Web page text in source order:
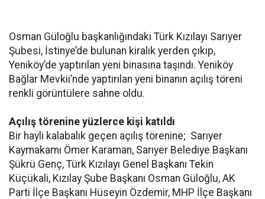
Osman Güloğlu başkanlığındaki Türk Kızılayı Sarıyer
Şubesi, İstinye’de bulunan kiralık yerden çıkıp,
Yeniköy’de yaptırılan yeni binasına taşındı. Yeniköy
Bağlar Mevkii’nde yaptırılan yeni binanın açılış töreni
renkli görüntülere sahne oldu.
Açılış törenine yüzlerce kişi katıldı
Bir hayli kalabalık geçen açılış törenine; Sarıyer
Kaymakamı Ömer Karaman, Sarıyer Belediye Başkanı
Şükrü Genç, Türk Kızılayı Genel Başkanı Tekin
Küçükali, Kızılay Şube Başkanı Osman Güloğlu, AK
Parti İlçe Başkanı Hüseyin Özdemir, MHP İlçe Başkanı